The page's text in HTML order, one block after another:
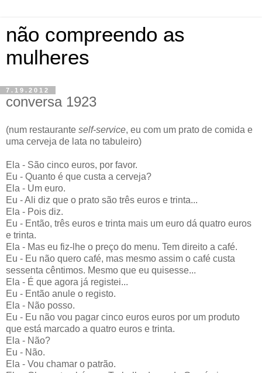
não compreendo as
mulheres
7.19.2012
conversa 1923
(num restaurante self-service, eu com um prato de comida e
uma cerveja de lata no tabuleiro)
Ela - São cinco euros, por favor.
Eu - Quanto é que custa a cerveja?
Ela - Um euro.
Eu - Ali diz que o prato são três euros e trinta...
Ela - Pois diz.
Eu - Então, três euros e trinta mais um euro dá quatro euros
e trinta.
Ela - Mas eu fiz-lhe o preço do menu. Tem direito a café.
Eu - Eu não quero café, mas mesmo assim o café custa
sessenta cêntimos. Mesmo que eu quisesse...
Ela - É que agora já registei...
Eu - Então anule o registo.
Ela - Não posso.
Eu - Eu não vou pagar cinco euros euros por um produto
que está marcado a quatro euros e trinta.
Ela - Não?
Eu - Não.
Ela - Vou chamar o patrão.